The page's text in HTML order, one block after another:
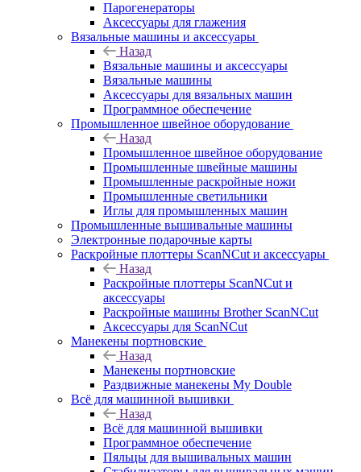
Парогенераторы
Аксессуары для глажения
Вязальные машины и аксессуары
Назад
Вязальные машины и аксессуары
Вязальные машины
Аксессуары для вязальных машин
Программное обеспечение
Промышленное швейное оборудование
Назад
Промышленное швейное оборудование
Промышленные швейные машины
Промышленные раскройные ножи
Промышленные светильники
Иглы для промышленных машин
Промышленные вышивальные машины
Электронные подарочные карты
Раскройные плоттеры ScanNCut и аксессуары
Назад
Раскройные плоттеры ScanNCut и
аксессуары
Раскройные машины Brother ScanNCut
Аксессуары для ScanNCut
Манекены портновские
Назад
Манекены портновские
Раздвижные манекены My Double
Всё для машинной вышивки
Назад
Всё для машинной вышивки
Программное обеспечение
Пяльцы для вышивальных машин